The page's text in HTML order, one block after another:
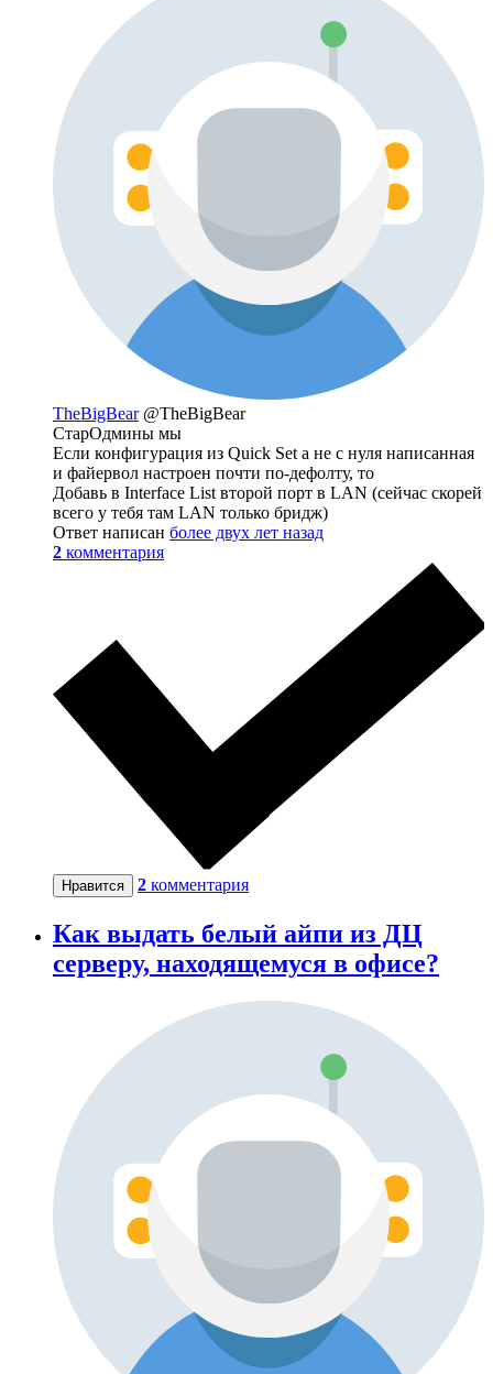
TheBigBear @TheBigBear
СтарОдмины мы
Если конфигурация из Quick Set а не с нуля написанная
и файервол настроен почти по-дефолту, то
Добавь в Interface List второй порт в LAN (сейчас скорей
всего у тебя там LAN только бридж)
Ответ написан более двух лет назад
2 комментария
Нравится 2 комментария
Как выдать белый айпи из ДЦ
серверу, находящемуся в офисе?